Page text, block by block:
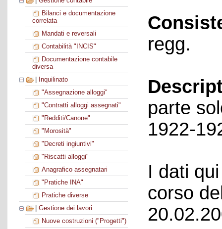
Bilanci e documentazione
correlata
Mandati e reversali
Contabilità "INCIS"
Documentazione contabile
diversa
Inquilinato
"Assegnazione alloggi"
"Contratti alloggi assegnati"
"Redditi/Canone"
"Morosità"
"Decreti ingiuntivi"
"Riscatti alloggi"
Anagrafico assegnatari
"Pratiche INA"
Pratiche diverse
Gestione dei lavori
Nuove costruzioni ("Progetti")
regg.
parte
1922-
I dati
corso